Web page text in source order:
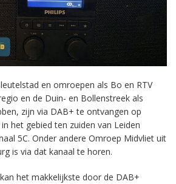
en omroepen als Bo en RTV
en de Duin- en Bollenstreek als
zijn via DAB+ te ontvangen op
het gebied ten zuiden van Leiden
5C. Onder andere Omroep Midvliet uit
is via dat kanaal te horen.
het makkelijkste door de DAB+